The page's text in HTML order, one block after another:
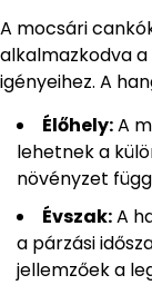
A mocsári
alkalmazkodva
igényeihez. A
Élőhely:A
lehetnek a
növényzet
Évszak:A
a párzási
jellemzőek a